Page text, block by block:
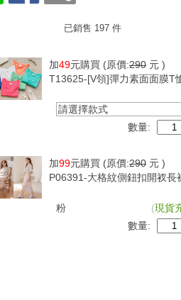
已銷售 197 件
加49元購買 (原價:290 元 )
T13625-[V領]彈力素面面膜T
請選擇款式
數量:
加99元購買 (原價:290 元 )
P06391-大格紋側鈕扣開衩長
粉 (現貨
數量: